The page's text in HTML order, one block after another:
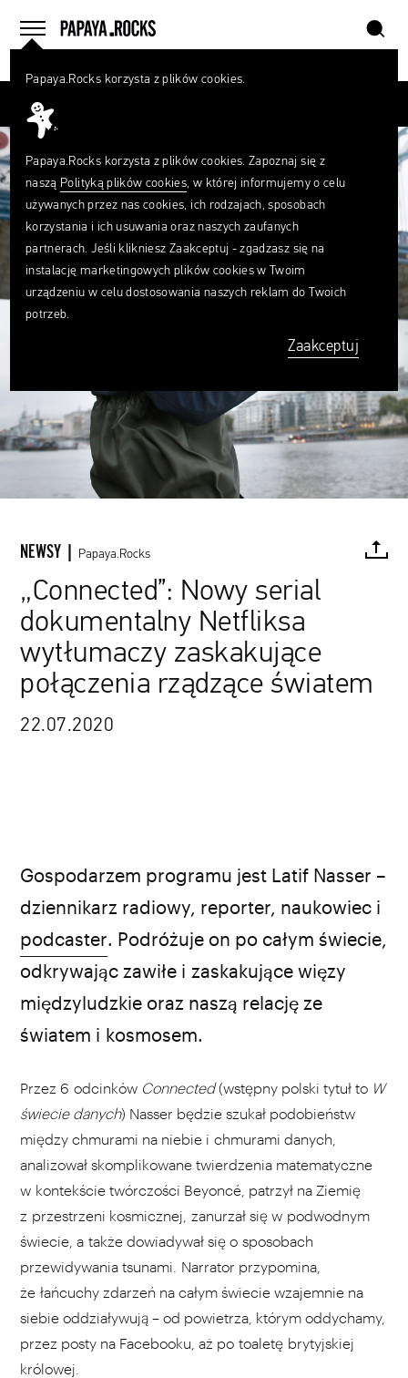
menu
home szukaj
NEWSY | Papaya.Rocks
„Connected”: Nowy serial
dokumentalny Netfliksa
wytłumaczy zaskakujące
połączenia rządzące światem
22.07.2020
źródło: Netflix
FACEBOOK TWITTER PINTEREST
Gospodarzem programu jest Latif Nasser –
dziennikarz radiowy, reporter, naukowiec i
podcaster. Podróżuje on po całym świecie,
odkrywając zawiłe i zaskakujące więzy
międzyludzkie oraz naszą relację ze
światem i kosmosem.
Przez 6 odcinków Connected(wstępny polski tytuł to W
świecie danych) Nasser będzie szukał podobieństw
między chmurami na niebie i chmurami danych,
analizował skomplikowane twierdzenia matematyczne
w kontekście twórczości Beyoncé, patrzył na Ziemię
z przestrzeni kosmicznej, zanurzał się w podwodnym
świecie, a także dowiadywał się o sposobach
przewidywania tsunami. Narrator przypomina,
że łańcuchy zdarzeń na całym świecie wzajemnie na
siebie oddziaływują – od powietrza, którym oddychamy,
przez posty na Facebooku, aż po toaletę brytyjskiej
królowej.
Papaya.Rocks korzysta z plików cookies.
Papaya.Rocks korzysta z plików cookies. Zapoznaj się z
naszą Polityką plików cookies, w której informujemy o celu
używanych przez nas cookies, ich rodzajach, sposobach
korzystania i ich usuwania oraz naszych zaufanych
partnerach. Jeśli klikniesz Zaakceptuj - zgadzasz się na
instalację marketingowych plików cookies w Twoim
urządzeniu w celu dostosowania naszych reklam do Twoich
potrzeb.
Zaakceptuj
Czego
szukasz?